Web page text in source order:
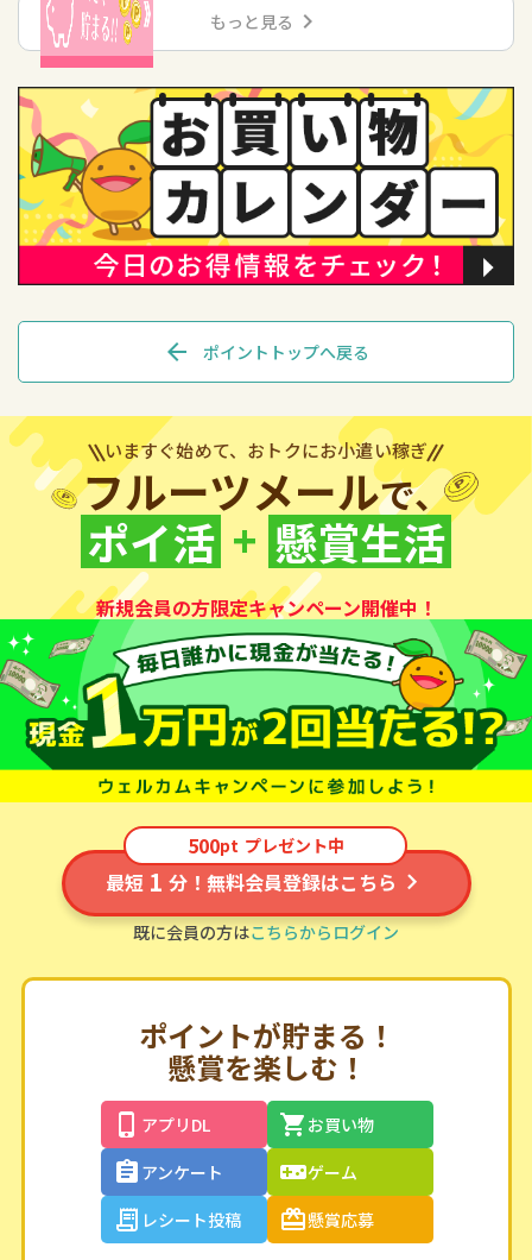
もっと見る chevron_right
arrow_back ポイントトップへ戻る
いますぐ始めて、おトクにお小遣い稼ぎ
フルーツメールで、
ポイ活 + 懸賞生活
新規会員の方限定キャンペーン開催中！
500pt プレゼント中
最短 1 分！無料会員登録はこちら
既に会員の方はこちらからログイン
ポイントが貯まる！
懸賞を楽しむ！
アプリDL
お買い物
アンケート
ゲーム
レシート投稿
懸賞応募